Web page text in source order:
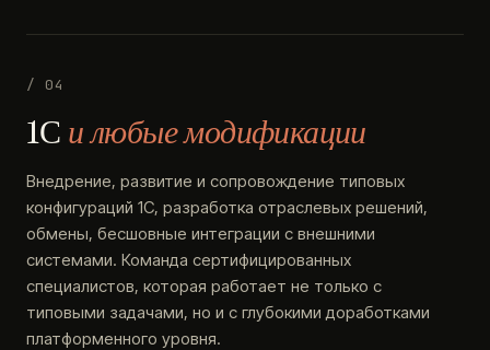
/ 04
1С и любые модификации
Внедрение, развитие и сопровождение типовых
конфигураций 1С, разработка отраслевых решений,
обмены, бесшовные интеграции с внешними
системами. Команда сертифицированных
специалистов, которая работает не только с
типовыми задачами, но и с глубокими доработками
платформенного уровня.